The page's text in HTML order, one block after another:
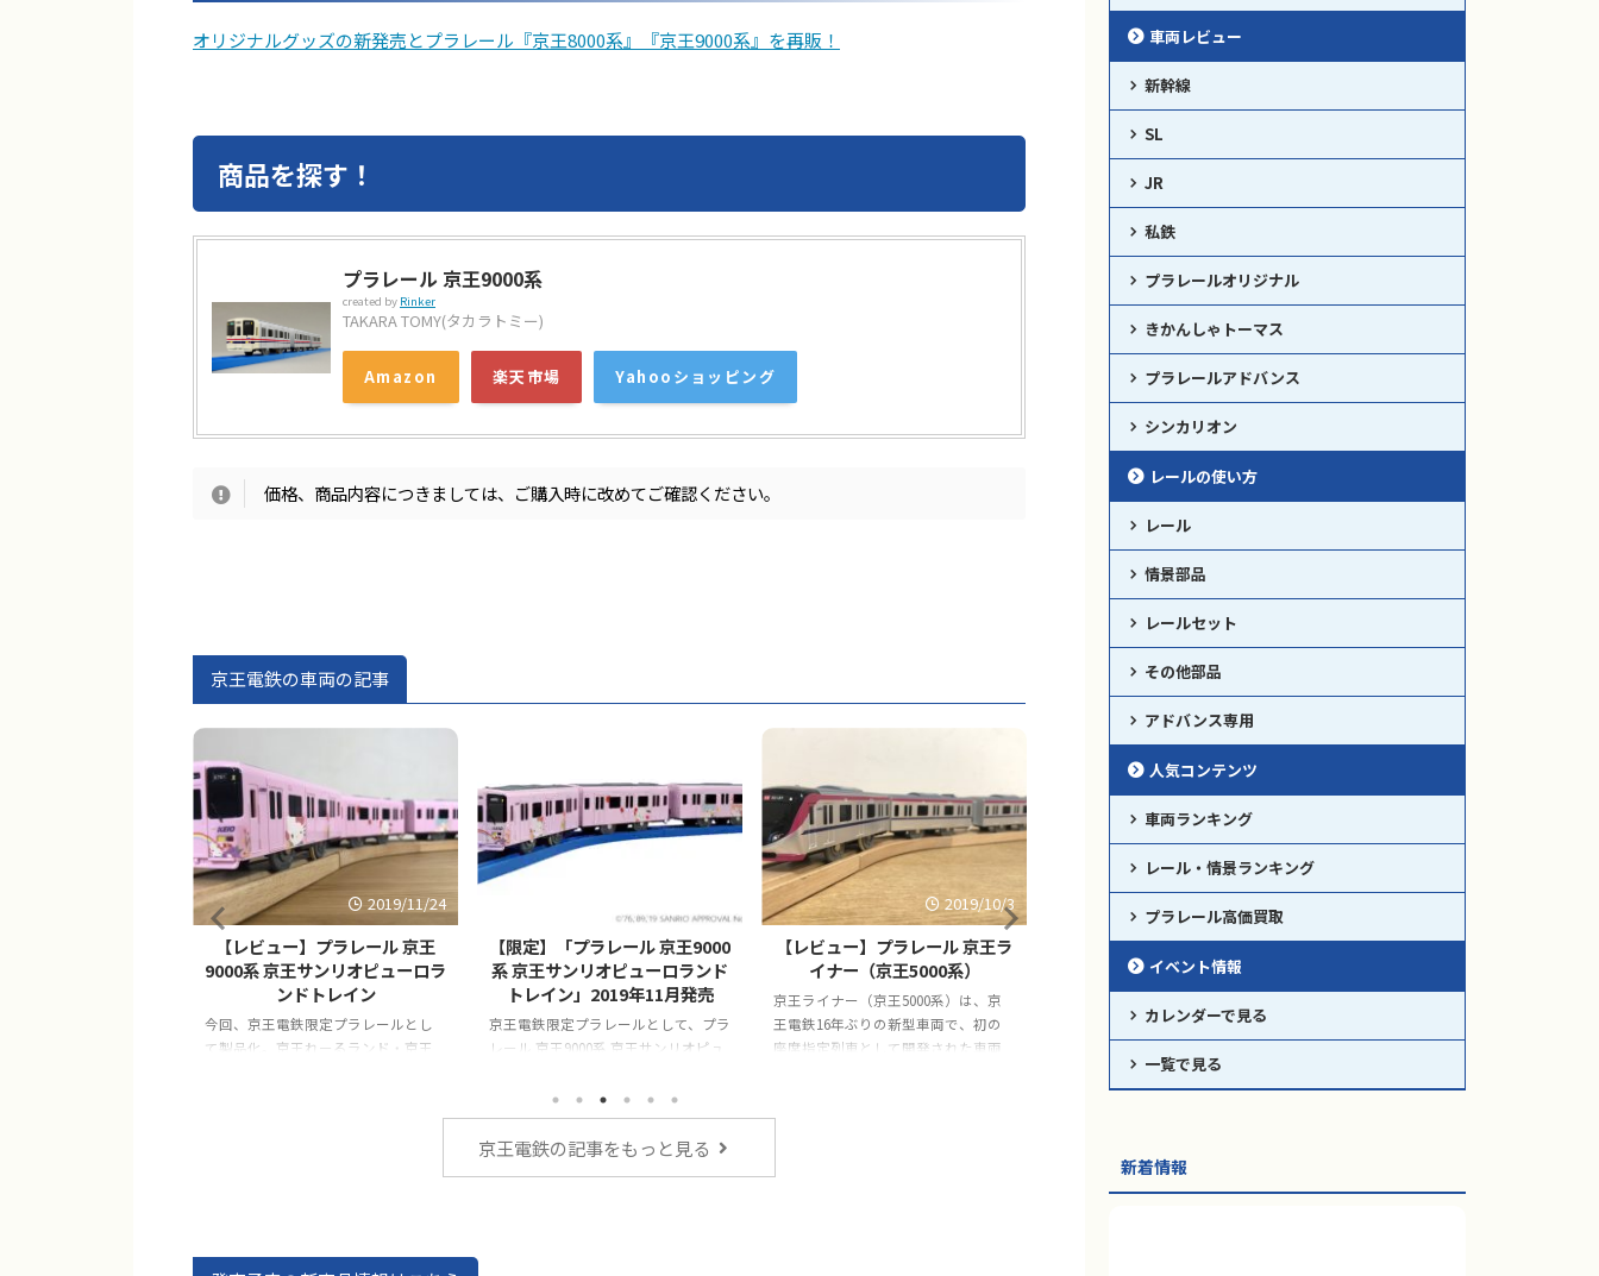
オリジナルグッズの新発売とプラレール『京王8000系』『京王9000系』を再販！
商品を探す！
プラレール 京王9000系
created by Rinker
TAKARA TOMY(タカラトミー)
Amazon 楽天市場 Yahooショッピング
価格、商品内容につきましては、ご購入時に改めてご確認ください。
京王電鉄の車両の記事
2019/11/24
【レビュー】プラレール 京王
9000系 京王サンリオピューロラ
ンドトレイン
今回、京王電鉄限定プラレールとし
て製品化。京王れーるランド・京王
【限定】「プラレール 京王9000
系 京王サンリオピューロランド
トレイン」2019年11月発売
京王電鉄限定プラレールとして、プラ
レール 京王9000系 京王サンリオピュ
2019/10/3
【レビュー】プラレール 京王ラ
イナー（京王5000系）
京王ライナー（京王5000系）は、京
王電鉄16年ぶりの新型車両で、初の
座席指定列車として開発された車両
が特徴です。プラレールとしては、
【限定】「プラレール 京王9000
系」2018年4月再生産
産されます。 京王電鉄限定販売のプ
【限定】「プラレール 京王
ズ ラッピングトレイン」2026年
グトレイン」が登場！！
京王電鉄の記事をもっと見る
車両レビュー
新幹線
SL
JR
私鉄
プラレールオリジナル
きかんしゃトーマス
プラレールアドバンス
シンカリオン
レールの使い方
レール
情景部品
レールセット
その他部品
アドバンス専用
人気コンテンツ
車両ランキング
レール・情景ランキング
プラレール高価買取
イベント情報
カレンダーで見る
一覧で見る
新着情報